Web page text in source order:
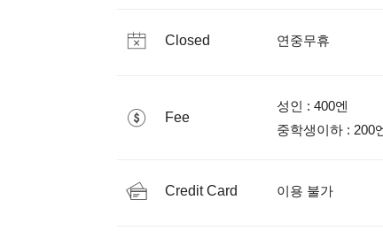
Closed 연중무휴
Fee
성인 : 400엔
Credit Card 이용 불가